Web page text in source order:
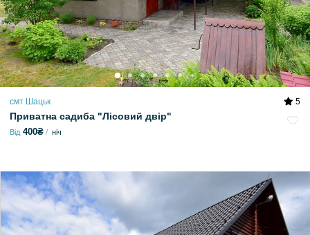
смт Шацьк 5
Приватна садиба "Лісовий двір"
Від 400₴ ніч